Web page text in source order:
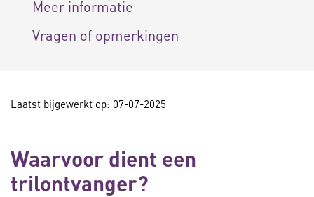
Meer informatie
Vragen of opmerkingen
Laatst bijgewerkt op: 07-07-2025
Waarvoor dient een
trilontvanger?